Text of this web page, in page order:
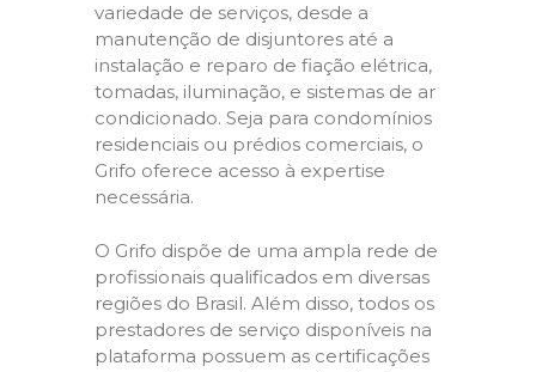
variedade de serviços, desde a
manutenção de disjuntores até a
instalação e reparo de fiação elétrica,
tomadas, iluminação, e sistemas de ar
condicionado. Seja para condomínios
residenciais ou prédios comerciais, o
Grifo oferece acesso à expertise
necessária.
O Grifo dispõe de uma ampla rede de
profissionais qualificados em diversas
regiões do Brasil. Além disso, todos os
prestadores de serviço disponíveis na
plataforma possuem as certificações